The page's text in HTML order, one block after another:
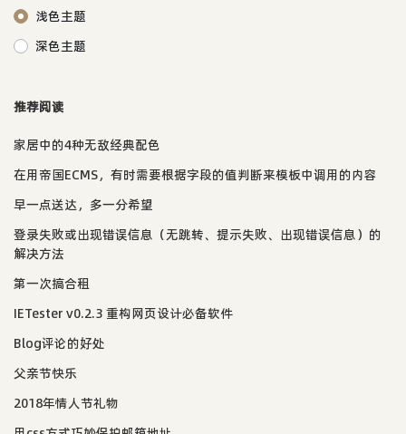
浅色主题
深色主题
推荐阅读
家居中的4种无敌经典配色
在用帝国ECMS，有时需要根据字段的值判断来模板中调用的内容
早一点送达，多一分希望
登录失败或出现错误信息（无跳转、提示失败、出现错误信息）的
解决方法
第一次搞合租
IETester v0.2.3 重构网页设计必备软件
Blog评论的好处
父亲节快乐
2018年情人节礼物